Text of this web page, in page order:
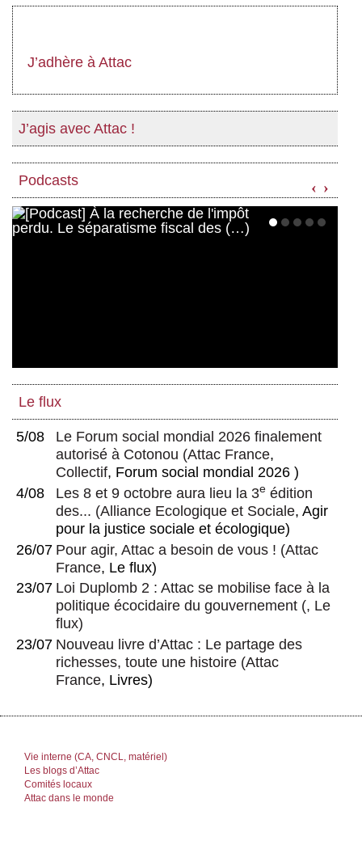
J’adhère à Attac
J’agis avec Attac !
Podcasts ‹ ›
Le flux
5/08
Le Forum social mondial 2026 finalement
autorisé à Cotonou (Attac France,
Collectif, Forum social mondial 2026 )
4/08
Les 8 et 9 octobre aura lieu la 3e édition
des... (Alliance Ecologique et Sociale, Agir
pour la justice sociale et écologique)
26/07 Pour agir, Attac a besoin de vous ! (Attac
France, Le flux)
23/07 Loi Duplomb 2 : Attac se mobilise face à la
politique écocidaire du gouvernement (, Le
flux)
23/07 Nouveau livre d’Attac : Le partage des
richesses, toute une histoire (Attac
France, Livres)
Vie interne (CA, CNCL, matériel)
Les blogs d’Attac
Comités locaux
Attac dans le monde